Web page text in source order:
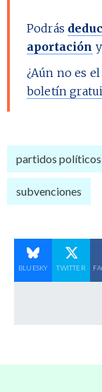
Podrás
aportación
¿Aún no es
boletín
partidos políticos
subvenciones
BLUESKY TWITTER